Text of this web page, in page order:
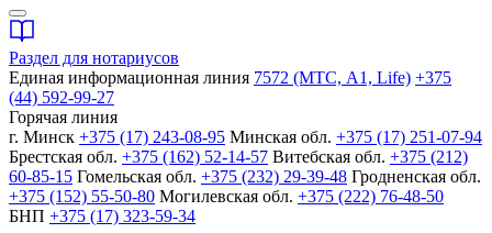
Раздел для нотариусов
Единая информационная линия 7572 (МТС, A1, Life) +375
(44) 592-99-27
Горячая линия
г. Минск +375 (17) 243-08-95 Минская обл. +375 (17) 251-07-94
Брестская обл. +375 (162) 52-14-57 Витебская обл. +375 (212)
60-85-15 Гомельская обл. +375 (232) 29-39-48 Гродненская обл.
+375 (152) 55-50-80 Могилевская обл. +375 (222) 76-48-50
БНП +375 (17) 323-59-34